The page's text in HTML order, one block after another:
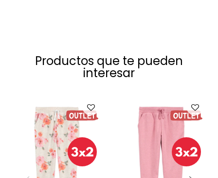
Productos que te pueden
interesar